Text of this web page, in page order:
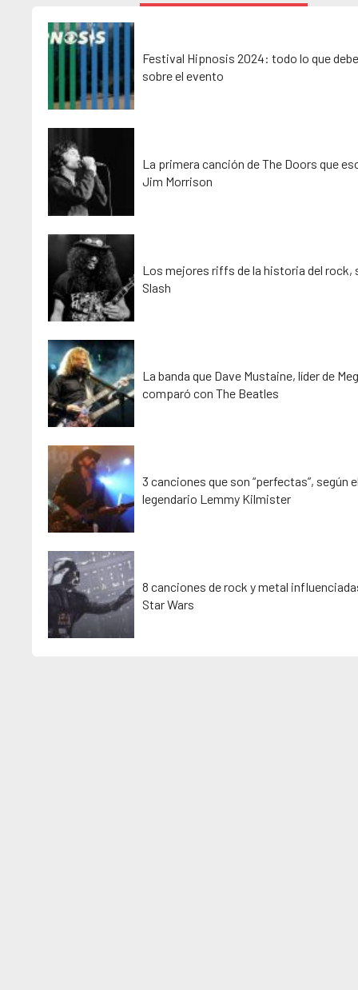
Festival Hipnosis 2024: todo lo que
sobre el evento
La primera canción de The Doors que
Jim Morrison
Los mejores riffs de la historia del rock,
Slash
La banda que Dave Mustaine, líder de
comparó con The Beatles
3 canciones que son “perfectas”, según
legendario Lemmy Kilmister
8 canciones de rock y metal
Star Wars